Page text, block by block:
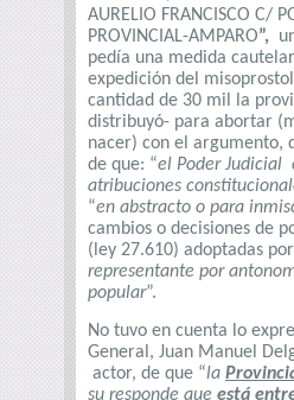
AURELIO FRANCISCO C/
PROVINCIAL-AMPARO”,
pedía una medida
expedición del
cantidad de 30 mil la
distribuyó- para abortar
nacer) con el argumento,
de que: “el Poder Judicial
atribuciones
“en abstracto o para
cambios o decisiones de
(ley 27.610) adoptadas
representante por
popular”.
No tuvo en cuenta lo
General, Juan Manuel
actor, de que “la
su responde que está